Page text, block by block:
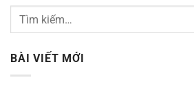
BÀI VIẾT MỚI